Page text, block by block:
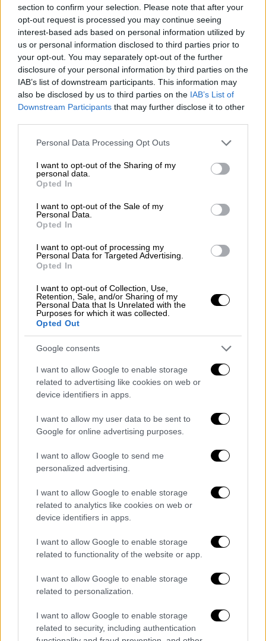
section to confirm your selection. Please note that after your
opt-out request is processed you may continue seeing
interest-based ads based on personal information utilized by
us or personal information disclosed to third parties prior to
your opt-out. You may separately opt-out of the further
disclosure of your personal information by third parties on the
IAB’s list of downstream participants. This information may
also be disclosed by us to third parties on the IAB’s List of
Downstream Participants that may further disclose it to other
Please note that this website/app uses one or more Google
not limited to your visit or usage behaviour. You may click to
grant or deny consent to Google and its third-party tags to
use your data for below specified purposes in below Google
consent section.
Personal Data Processing Opt Outs
I want to opt-out of the Sharing of my
personal data.
Opted In
I want to opt-out of the Sale of my
Personal Data.
Opted In
I want to opt-out of processing my
Personal Data for Targeted Advertising.
Opted In
I want to opt-out of Collection, Use,
Retention, Sale, and/or Sharing of my
Personal Data that Is Unrelated with the
Purposes for which it was collected.
Opted Out
Google consents
I want to allow Google to enable storage
related to advertising like cookies on web or
device identifiers in apps.
I want to allow my user data to be sent to
Google for online advertising purposes.
I want to allow Google to send me
personalized advertising.
I want to allow Google to enable storage
related to analytics like cookies on web or
device identifiers in apps.
I want to allow Google to enable storage
related to functionality of the website or app.
I want to allow Google to enable storage
related to personalization.
I want to allow Google to enable storage
related to security, including authentication
Ελλάδα 06.07.2023 10:00
Δίκη για δολοφονία Άλκη Καμπανού:
Ομόφωνα ένοχοι οι κατηγορούμενοι
Ελλάδα|06.07.2023 11:52
Δεν έχουν τέλος οι καταγγελίες:
76χρονος στην Εύβοια πέθανε γιατί
δεν υπήρχε ασθενοφόρο – Τον πήγαν
με ιδιωτικό μέσο στο κέντρο υγείας
Οι οδηγοί έριξαν τις ταχύτητες τους για να
μην προκληθεί κάποιο ατύχημα, ενώ
επαγγελματίες της περιοχής ειδοποίησαν
την αστυνομία.
ΟΛΕΣ ΟΙ ΕΙΔΗΣΕΙΣ
Ομόφωνα ένοχοι οι κατηγορούμενοι
Προγραμματικές δηλώσεις: Αυξήσεις
μισθών, εφάπαξ, youth pass – Τα μέτρα
στήριξης που θα ανακοινώσει ο
Μητσοτάκης από τη Βουλή
Πανελλήνιες 2023: Ανακοινώθηκαν οι
βαθμολογίες σε ειδικά μαθήματα και
Άλλο ένα θύμα των ελλείψεων στο
ΕΚΑΒ: Γυναίκα κατέληξε στη Λέσβο
περιμένοντας το ασθενοφόρο
Τρομακτική περιγραφή επιβάτη του